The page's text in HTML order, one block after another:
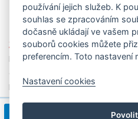
380,00 Kč
Kožené pouzdro na karty a
Lagen
1 / 7
používání jejich služeb. K
souhlas se zpracováním
dočasně ukládají ve vašem
souborů cookies můžete
preferencím. Toto nastavení
Nastavení cookies